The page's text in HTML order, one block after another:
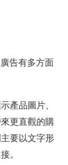
告有多方面
產品圖片、
更直觀的購
要以文字形
。